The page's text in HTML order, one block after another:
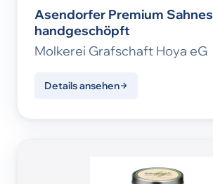
Asendorfer Premium
handgeschöpft
Molkerei Grafschaft Hoya eG
Details ansehen